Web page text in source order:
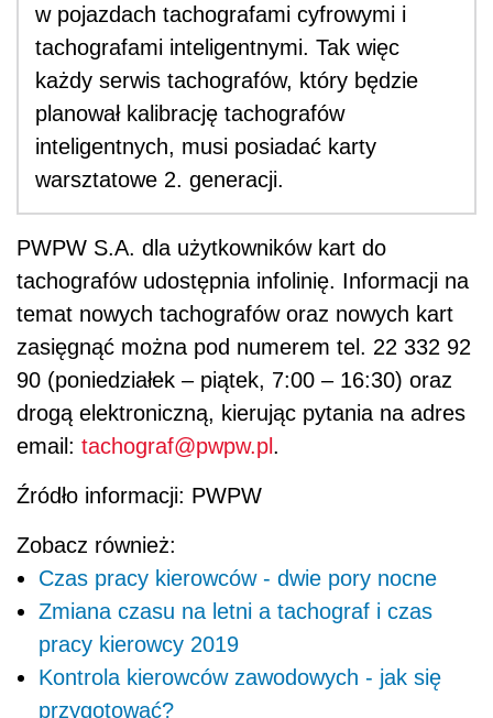
w pojazdach tachografami cyfrowymi i
tachografami inteligentnymi. Tak więc
każdy serwis tachografów, który będzie
planował kalibrację tachografów
inteligentnych, musi posiadać karty
warsztatowe 2. generacji.
PWPW S.A. dla użytkowników kart do
tachografów udostępnia infolinię. Informacji na
temat nowych tachografów oraz nowych kart
zasięgnąć można pod numerem tel. 22 332 92
90 (poniedziałek – piątek, 7:00 – 16:30) oraz
drogą elektroniczną, kierując pytania na adres
email: tachograf@pwpw.pl .
Źródło informacji: PWPW
Zobacz również:
Czas pracy kierowców - dwie pory nocne
Zmiana czasu na letni a tachograf i czas
pracy kierowcy 2019
Kontrola kierowców zawodowych - jak się
przygotować?